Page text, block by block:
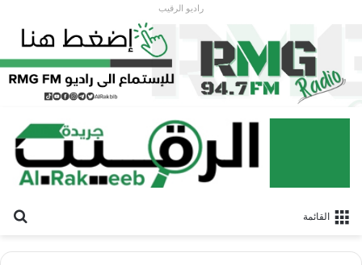
راديو الرقيب
القائمة